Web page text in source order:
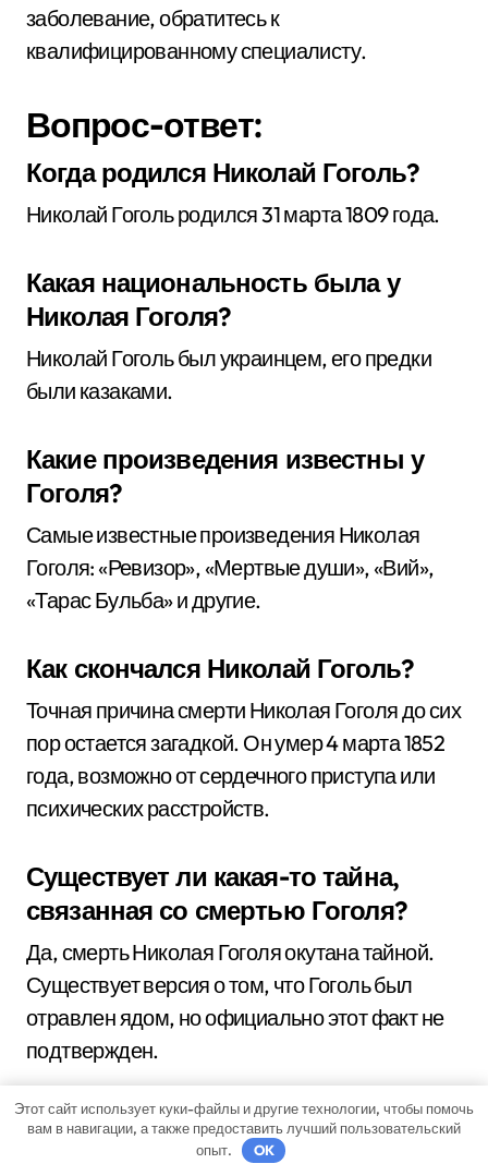
заболевание, обратитесь к
квалифицированному специалисту.
Вопрос-ответ:
Когда родился Николай Гоголь?
Николай Гоголь родился 31 марта 1809 года.
Какая национальность была у
Николая Гоголя?
Николай Гоголь был украинцем, его предки
были казаками.
Какие произведения известны у
Гоголя?
Самые известные произведения Николая
Гоголя: «Ревизор», «Мертвые души», «Вий»,
«Тарас Бульба» и другие.
Как скончался Николай Гоголь?
Точная причина смерти Николая Гоголя до сих
пор остается загадкой. Он умер 4 марта 1852
года, возможно от сердечного приступа или
психических расстройств.
Существует ли какая-то тайна,
связанная со смертью Гоголя?
Да, смерть Николая Гоголя окутана тайной.
Существует версия о том, что Гоголь был
отравлен ядом, но официально этот факт не
подтвержден.
Этот сайт использует куки-файлы и другие технологии, чтобы помочь
вам в навигации, а также предоставить лучший пользовательский
опыт.
OK